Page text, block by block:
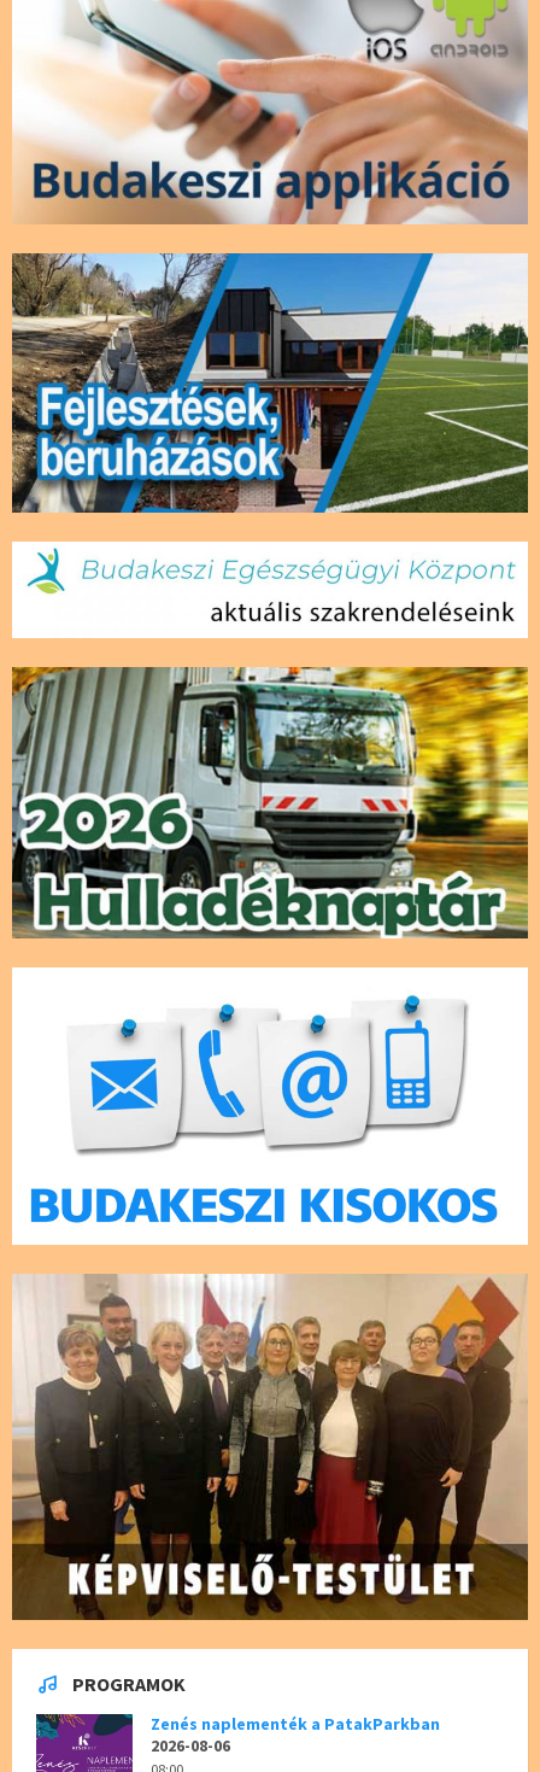
PROGRAMOK
Zenés naplementék a PatakParkban
2026-08-06